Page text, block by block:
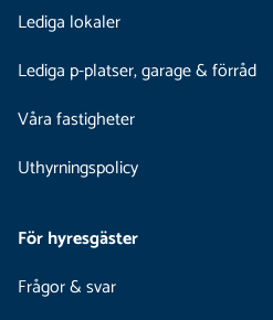
Lediga lokaler
Lediga p-platser, garage & förråd
Våra fastigheter
Uthyrningspolicy
För hyresgäster
Frågor & svar